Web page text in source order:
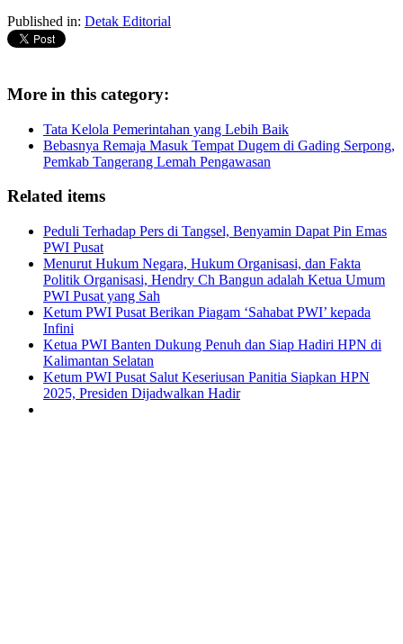
Published in: Detak Editorial
More in this category:
Tata Kelola Pemerintahan yang Lebih Baik
Bebasnya Remaja Masuk Tempat Dugem di Gading Serpong,
Pemkab Tangerang Lemah Pengawasan
Related items
Peduli Terhadap Pers di Tangsel, Benyamin Dapat Pin Emas
PWI Pusat
Menurut Hukum Negara, Hukum Organisasi, dan Fakta
Politik Organisasi, Hendry Ch Bangun adalah Ketua Umum
PWI Pusat yang Sah
Ketum PWI Pusat Berikan Piagam ‘Sahabat PWI’ kepada
Infini
Ketua PWI Banten Dukung Penuh dan Siap Hadiri HPN di
Kalimantan Selatan
Ketum PWI Pusat Salut Keseriusan Panitia Siapkan HPN
2025, Presiden Dijadwalkan Hadir